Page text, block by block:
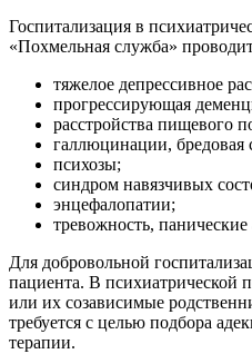
Госпитализация в
«Похмельная служба»
тяжелое депрессивное
прогрессирующая
расстройства пищевого
галлюцинации, бредовая
психозы;
синдром навязчивых
энцефалопатии;
тревожность, панические
Для добровольной
пациента. В
или их созависимые
требуется с целью подбора
терапии.